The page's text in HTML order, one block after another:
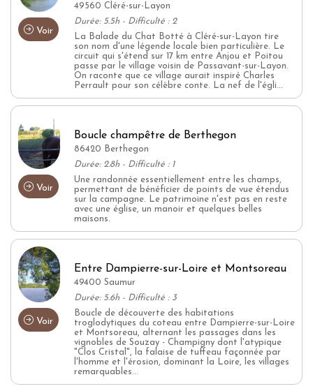
Voir
49560 Cléré-sur-Layon
Durée: 5.5h - Difficulté : 2
La Balade du Chat Botté à Cléré-sur-Layon tire
son nom d'une légende locale bien particulière. Le
circuit qui s'étend sur 17 km entre Anjou et Poitou
passe par le village voisin de Passavant-sur-Layon.
On raconte que ce village aurait inspiré Charles
Perrault pour son célèbre conte. La nef de l'égli...
Voir
Boucle champêtre de Berthegon
86420 Berthegon
Durée: 2.8h - Difficulté : 1
Une randonnée essentiellement entre les champs,
permettant de bénéficier de points de vue étendus
sur la campagne. Le patrimoine n'est pas en reste
avec une église, un manoir et quelques belles
maisons.
Voir
Entre Dampierre-sur-Loire et Montsoreau
49400 Saumur
Durée: 5.6h - Difficulté : 3
Boucle de découverte des habitations
troglodytiques du coteau entre Dampierre-sur-Loire
et Montsoreau, alternant les passages dans les
vignobles de Souzay - Champigny dont l'atypique
"Clos Cristal", la falaise de tuffeau façonnée par
l'homme et l'érosion, dominant la Loire, les villages
remarquables...